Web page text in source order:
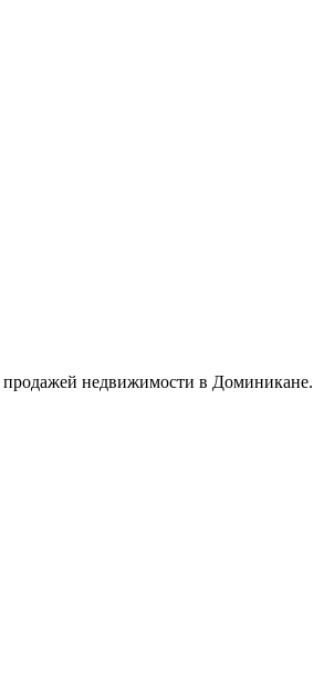
продажей недвижимости в Доминикане.